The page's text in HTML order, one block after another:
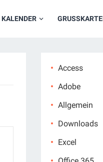
KALENDER GRUSSKARTEN
Access
Adobe
Allgemein
Downloads
Excel